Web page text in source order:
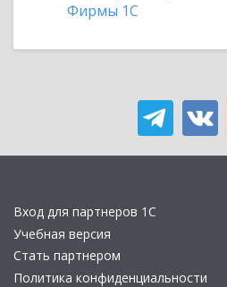
Фирмы 1С
Вход для партнеров 1С
Учебная версия
Стать партнером
Политика конфиденциальности